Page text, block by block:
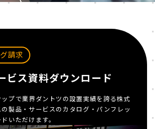
請求
ビス資料ダウンロード
プで業界ダントツの設置実績を誇る株式
製品・サービスのカタログ・パンフレッ
いただけます。